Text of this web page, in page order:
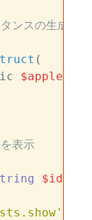
ンスの生成
(
$apple
表示
$id